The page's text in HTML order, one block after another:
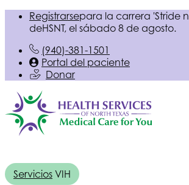
Registrarsepara la carrera 'Stride
deHSNT, el sábado 8 de agosto.
(940)-381-1501
Portal del paciente
Donar
Servicios VIH